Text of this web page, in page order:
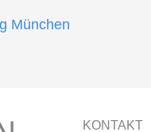
München
KONTAKT